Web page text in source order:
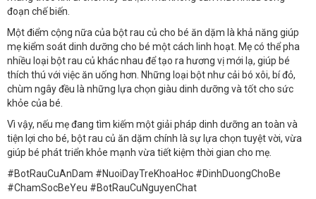
đoạn chế biến.
Một điểm cộng nữa của bột rau củ cho bé ăn dặm là khả năng giúp
mẹ kiểm soát dinh dưỡng cho bé một cách linh hoạt. Mẹ có thể pha
nhiều loại bột rau củ khác nhau để tạo ra hương vị mới lạ, giúp bé
thích thú với việc ăn uống hơn. Những loại bột như cải bó xôi, bí đỏ,
chùm ngây đều là những lựa chọn giàu dinh dưỡng và tốt cho sức
khỏe của bé.
Vì vậy, nếu mẹ đang tìm kiếm một giải pháp dinh dưỡng an toàn và
tiện lợi cho bé, bột rau củ ăn dặm chính là sự lựa chọn tuyệt vời, vừa
giúp bé phát triển khỏe mạnh vừa tiết kiệm thời gian cho mẹ.
#BotRauCuAnDam #NuoiDayTreKhoaHoc #DinhDuongChoBe
#ChamSocBeYeu #BotRauCuNguyenChat